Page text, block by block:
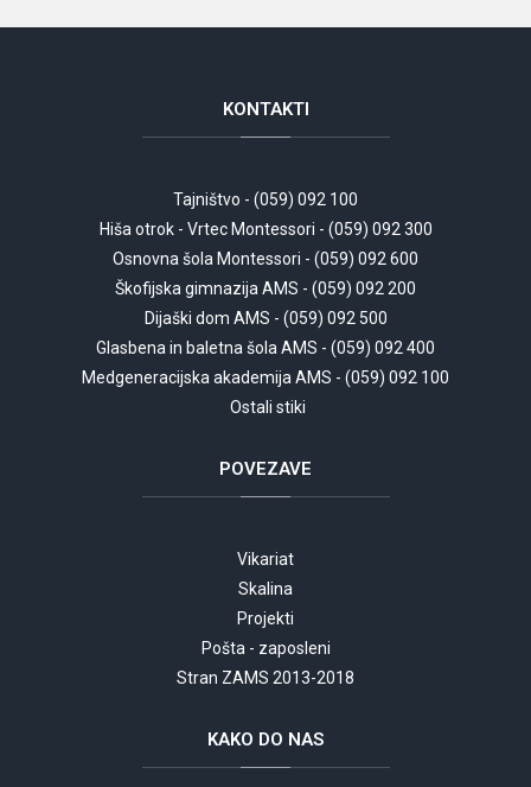
KONTAKTI
Tajništvo - (059) 092 100
Hiša otrok - Vrtec Montessori - (059) 092 300
Osnovna šola Montessori - (059) 092 600
Škofijska gimnazija AMS - (059) 092 200
Dijaški dom AMS - (059) 092 500
Glasbena in baletna šola AMS - (059) 092 400
Medgeneracijska akademija AMS - (059) 092 100
Ostali stiki
POVEZAVE
Vikariat
Skalina
Projekti
Pošta - zaposleni
Stran ZAMS 2013-2018
KAKO DO NAS